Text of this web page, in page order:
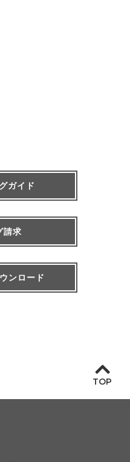
ガイド
請求
ンロード
TOP